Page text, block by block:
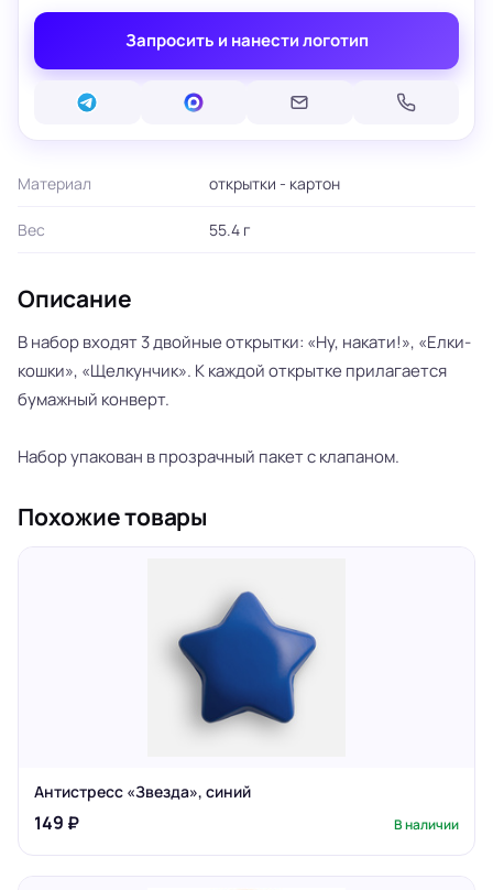
Запросить и нанести логотип
Материал открытки - картон
Вес 55.4 г
Описание
В набор входят 3 двойные открытки: «Ну, накати!», «Елки-
кошки», «Щелкунчик». К каждой открытке прилагается
бумажный конверт.
Набор упакован в прозрачный пакет с клапаном.
Похожие товары
Антистресс «Звезда», синий
149 ₽ В наличии